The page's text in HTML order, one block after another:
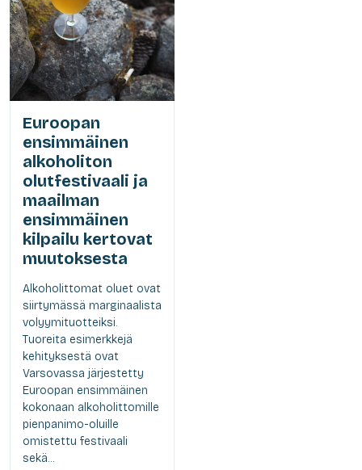
Euroopan
ensimmäinen
alkoholiton
olutfestivaali ja
maailman
ensimmäinen
kilpailu kertovat
muutoksesta
Alkoholittomat oluet ovat
siirtymässä marginaalista
volyymituotteiksi.
Tuoreita esimerkkejä
kehityksestä ovat
Varsovassa järjestetty
Euroopan ensimmäinen
kokonaan alkoholittomille
pienpanimo-oluille
omistettu festivaali
sekä...